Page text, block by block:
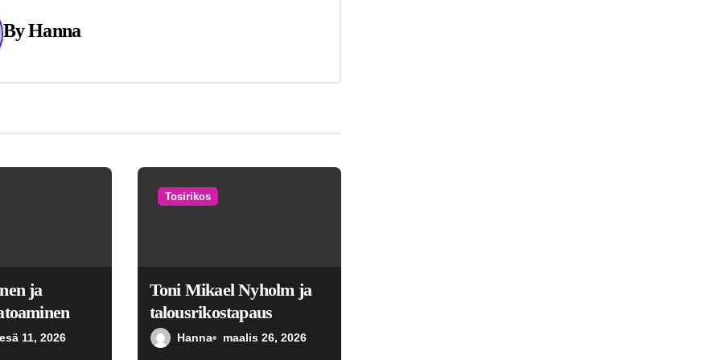
ByHanna
ja
11, 2026
Tosirikos
Toni Mikael Nyholm ja
talousrikostapaus
Hanna maalis 26, 2026